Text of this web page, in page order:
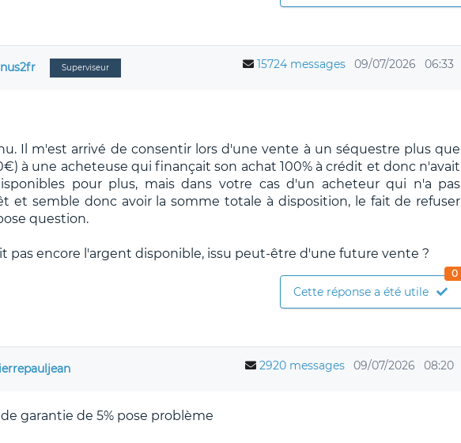
Superviseur 15724 messages 09/07/2026 06:33
Il m'est arrivé de consentir lors d'une vente à un séquestre plus que
à une acheteuse qui finançait son achat 100% à crédit et donc n'avait
pour plus, mais dans votre cas d'un acheteur qui n'a pas
et semble donc avoir la somme totale à disposition, le fait de refuser
question.
pas encore l'argent disponible, issu peut-être d'une future vente ?
Cette réponse a été utile
0
2920 messages 09/07/2026 08:20
garantie de 5% pose problème